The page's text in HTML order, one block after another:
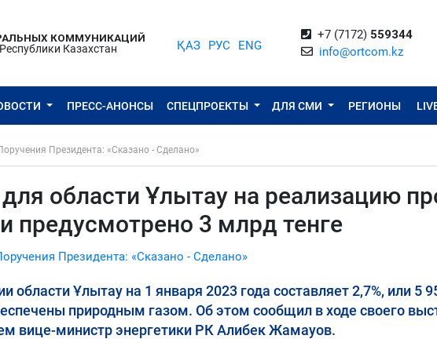
КОММУНИКАЦИЙ
Казахстан
ҚАЗ РУС ENG
+7 (7172) 559344
info@ortcom.kz
ПРЕСС-АНОНСЫ СПЕЦПРОЕКТЫ ДЛЯ СМИ РЕГИОНЫ
Президента: «Сказано - Сделано»
области Ұлытау на реализацию
предусмотрено 3 млрд тенге
Президента: «Сказано - Сделано»
области Ұлытау на 1 января 2023 года составляет 2,7%, или 5
природным газом. Об этом сообщил в ходе своего
вице-министр энергетики РК Алибек Жамауов.